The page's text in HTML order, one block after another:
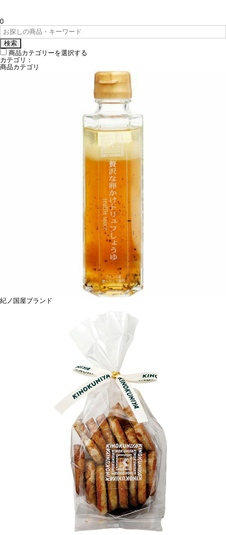
0
検索
商品カテゴリーを選択する
カテゴリ：
商品カテゴリ
紀ノ国屋ブランド